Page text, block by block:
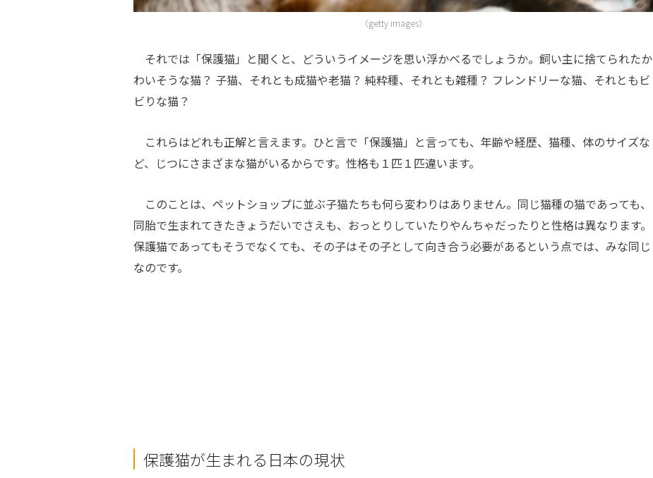
（getty images）
それでは「保護猫」と聞くと、どういうイメージを思い浮かべるでしょうか。飼い主に捨てられたか
わいそうな猫？ 子猫、それとも成猫や老猫？ 純粋種、それとも雑種？ フレンドリーな猫、それともビ
ビりな猫？
これらはどれも正解と言えます。ひと言で「保護猫」と言っても、年齢や経歴、猫種、体のサイズな
ど、じつにさまざまな猫がいるからです。性格も１匹１匹違います。
このことは、ペットショップに並ぶ子猫たちも何ら変わりはありません。同じ猫種の猫であっても、
同胎で生まれてきたきょうだいでさえも、おっとりしていたりやんちゃだったりと性格は異なります。
保護猫であってもそうでなくても、その子はその子として向き合う必要があるという点では、みな同じ
なのです。
保護猫が生まれる日本の現状